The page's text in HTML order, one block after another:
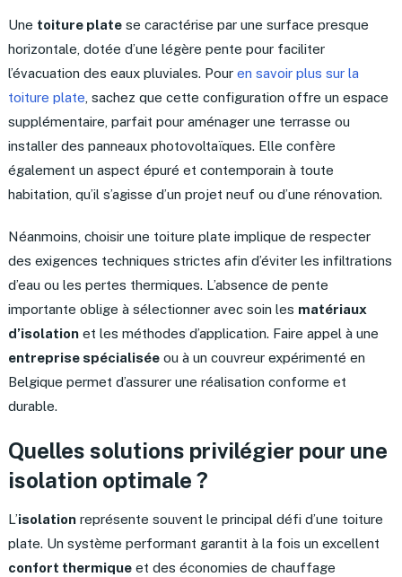
Une toiture platese caractérise par une surface presque
horizontale, dotée d’une légère pente pour faciliter
l’évacuation des eaux pluviales. Pour en savoir plus sur la
toiture plate , sachez que cette configuration offre un espace
supplémentaire, parfait pour aménager une terrasse ou
installer des panneaux photovoltaïques. Elle confère
également un aspect épuré et contemporain à toute
habitation, qu’il s’agisse d’un projet neuf ou d’une rénovation.
Néanmoins, choisir une toiture plate implique de respecter
des exigences techniques strictes afin d’éviter les infiltrations
d’eau ou les pertes thermiques. L’absence de pente
importante oblige à sélectionner avec soin les matériaux
d’isolationet les méthodes d’application. Faire appel à une
entreprise spécialiséeou à un couvreur expérimenté en
Belgique permet d’assurer une réalisation conforme et
durable.
Quelles solutions privilégier pour une
isolation optimale ?
L’isolationreprésente souvent le principal défi d’une toiture
plate. Un système performant garantit à la fois un excellent
confort thermiqueet des économies de chauffage